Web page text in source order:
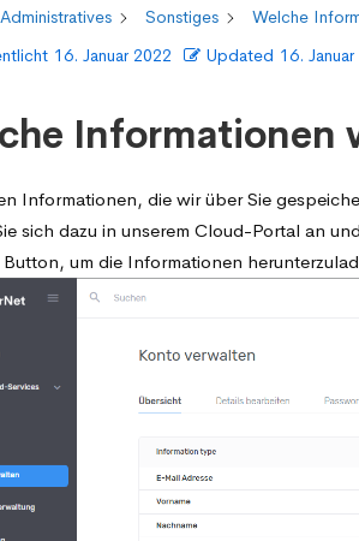
Administratives Sonstiges Welche
16. Januar 2022 Updated 16.
Informationen
Informationen, die wir über Sie
sich dazu in unserem Cloud-Portal an
Button, um die Informationen